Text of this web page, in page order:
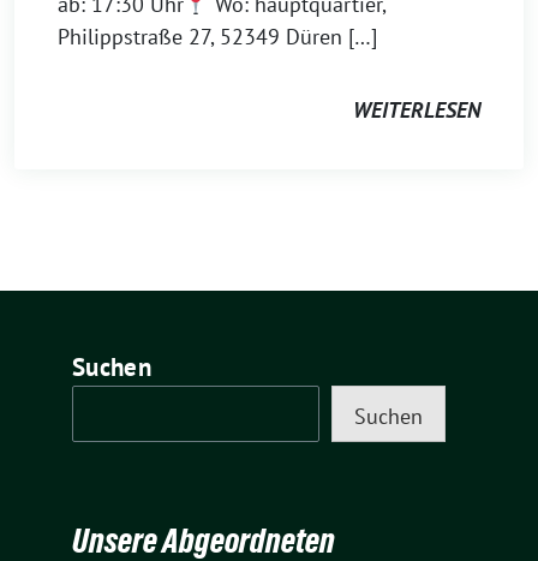
Philippstraße 27, 52349 Düren […]
WEITERLESEN
Suchen
Suchen
Unsere Abgeordneten